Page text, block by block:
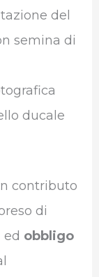
del
semina di
ducale
contributo
di
obbligo